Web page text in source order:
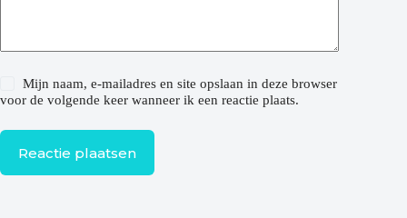
Mijn naam, e-mailadres en site opslaan in deze browser
voor de volgende keer wanneer ik een reactie plaats.
Reactie plaatsen